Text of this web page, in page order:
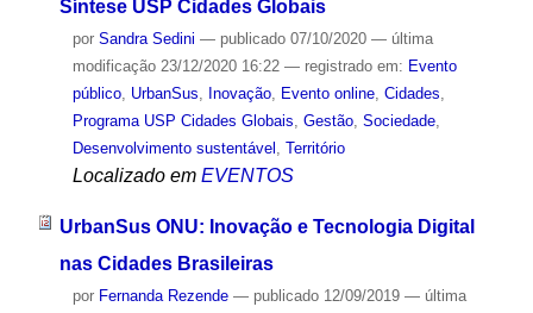
Síntese USP Cidades Globais
por Sandra Sedini — publicado07/10/2020 — última
modificação23/12/2020 16:22 — registrado em: Evento
público, UrbanSus, Inovação, Evento online, Cidades,
Programa USP Cidades Globais, Gestão, Sociedade,
Desenvolvimento sustentável , Território
Localizado em EVENTOS
UrbanSus ONU: Inovação e Tecnologia Digital
nas Cidades Brasileiras
por Fernanda Rezende — publicado12/09/2019 — última